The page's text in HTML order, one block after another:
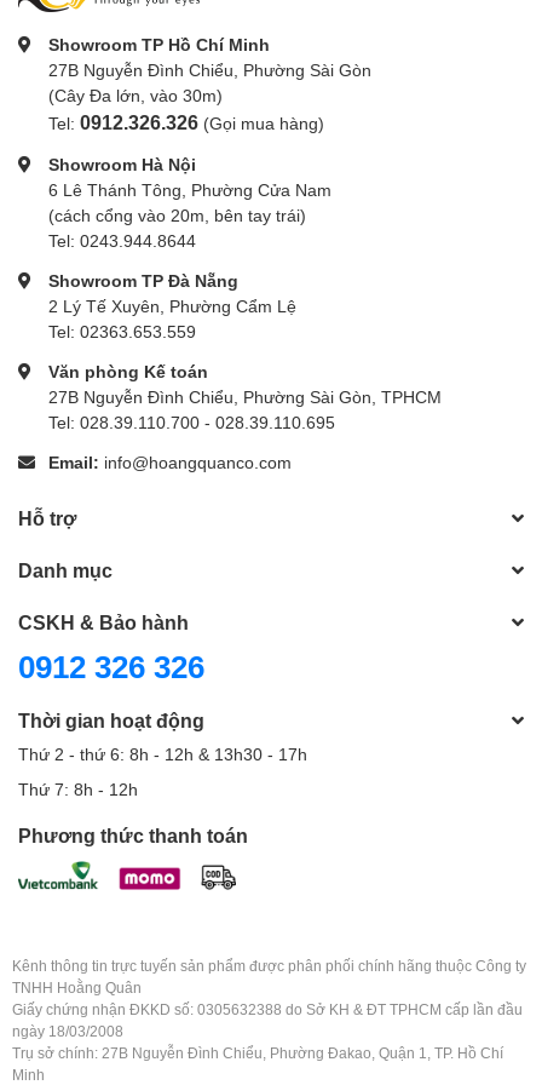
Kích thước bên trong:
Ngăn trên: 35 x 16 x 20 cm
Ngăn dưới: 34 x 17 x 30 cm
Kích thước bên ngoài: 38 x 32 x 57 cm
Sức chứa: 3 body (kèm đế pin), 6-8 Lens (70-200mm), 2
Flash, Laptop 17"
Chất liệu: Nylon 420T chống thấm, chống bám bụi
Màu sắc: Đen
Túi áo mưa: Đi kèm
Showroom TP Hồ Chí Minh
27B Nguyễn Đình Chiểu, Phường Sài Gòn
(Cây Đa lớn, vào 30m)
Tel: 0912.326.326 (Gọi mua hàng)
Showroom Hà Nội
6 Lê Thánh Tông, Phường Cửa Nam
(cách cổng vào 20m, bên tay trái)
Tel: 0243.944.8644
Showroom TP Đà Nẵng
2 Lý Tế Xuyên, Phường Cẩm Lệ
Tel: 02363.653.559
Văn phòng Kế toán
27B Nguyễn Đình Chiểu, Phường Sài Gòn, TPHCM
Tel: 028.39.110.700 - 028.39.110.695
Email: info@hoangquanco.com
Hỗ trợ
Danh mục
CSKH & Bảo hành
0912 326 326
Thời gian hoạt động
Thứ 2 - thứ 6: 8h - 12h & 13h30 - 17h
Thứ 7: 8h - 12h
Phương thức thanh toán
Kênh thông tin trực tuyến sản phẩm được phân phối chính hãng thuộc Công ty
TNHH Hoằng Quân
Giấy chứng nhận ĐKKD số: 0305632388 do Sở KH & ĐT TPHCM cấp lần đầu
ngày 18/03/2008
Trụ sở chính: 27B Nguyễn Đình Chiểu, Phường Đakao, Quận 1, TP. Hồ Chí
Minh